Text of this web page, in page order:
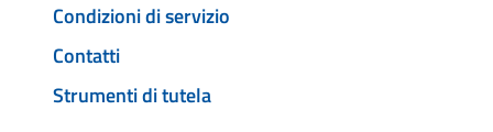
Condizioni di servizio
Contatti
Strumenti di tutela